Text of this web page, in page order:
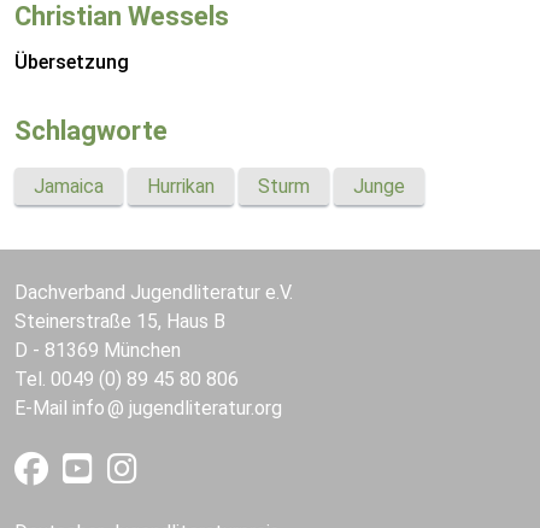
Christian Wessels
Übersetzung
Schlagworte
Jamaica Hurrikan Sturm Junge
Dachverband Jugendliteratur e.V.
Steinerstraße 15, Haus B
D - 81369 München
Tel. 0049 (0) 89 45 80 806
E-Mail info jugendliteratur.org